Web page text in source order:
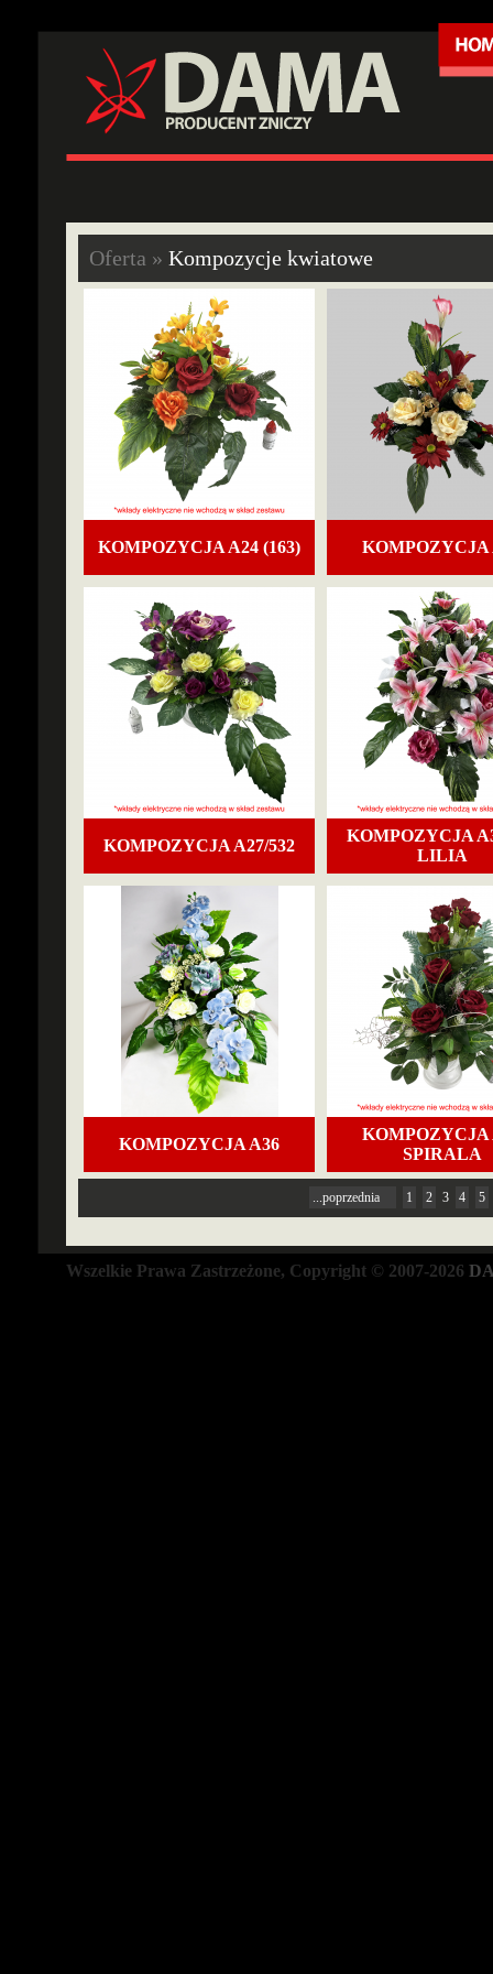
Oferta » Kompozycje kwiatowe
KOMPOZYCJA A24 (163) KOMPOZYCJA
KOMPOZYCJA A27/532
KOMPOZYCJA
LILIA
KOMPOZYCJA A36
KOMPOZYCJA
SPIRALA
...poprzednia 1 2 3 4 5
Wszelkie Prawa Zastrzeżone, Copyright © 2007-2026